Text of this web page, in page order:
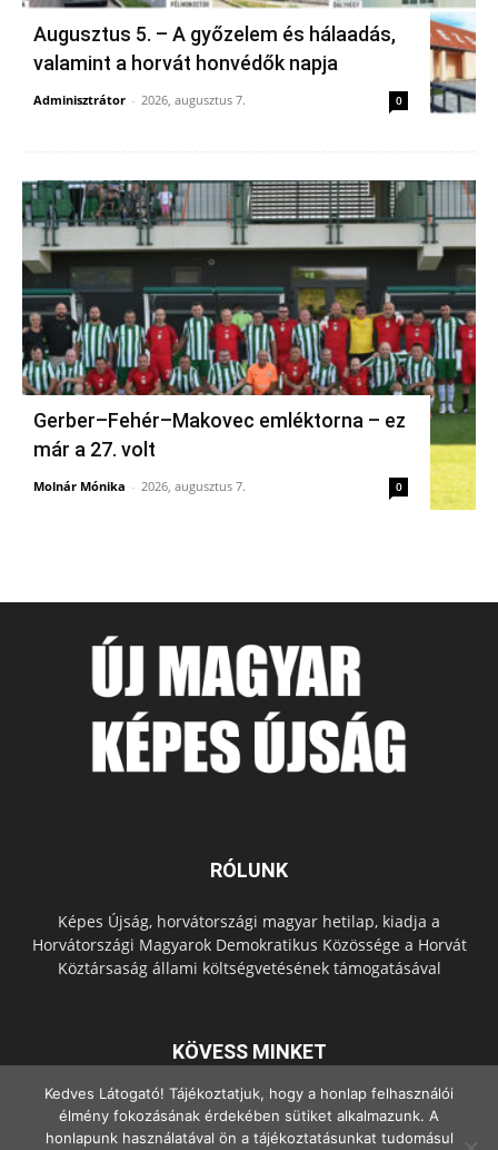
Augusztus 5. – A győzelem és hálaadás,
valamint a horvát honvédők napja
Adminisztrátor - 2026, augusztus 7. 0
Gerber–Fehér–Makovec emléktorna – ez
már a 27. volt
Molnár Mónika - 2026, augusztus 7. 0
RÓLUNK
Képes Újság, horvátországi magyar hetilap, kiadja a
Horvátországi Magyarok Demokratikus Közössége a Horvát
Köztársaság állami költségvetésének támogatásával
KÖVESS MINKET
Kedves Látogató! Tájékoztatjuk, hogy a honlap felhasználói
élmény fokozásának érdekében sütiket alkalmazunk. A
honlapunk használatával ön a tájékoztatásunkat tudomásul